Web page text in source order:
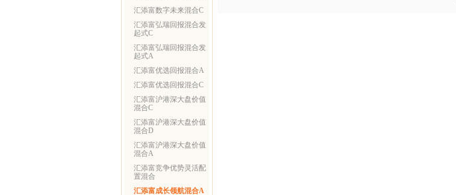
汇添富数字未来混合C
汇添富弘瑞回报混合发
起式C
汇添富弘瑞回报混合发
起式A
汇添富优选回报混合A
汇添富优选回报混合C
汇添富沪港深大盘价值
混合C
汇添富沪港深大盘价值
混合D
汇添富沪港深大盘价值
混合A
汇添富竞争优势灵活配
置混合
汇添富成长领航混合A